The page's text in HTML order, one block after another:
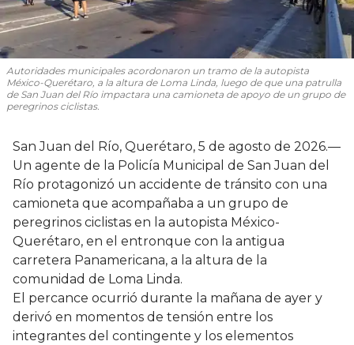
Autoridades municipales acordonaron un tramo de la autopista
México-Querétaro, a la altura de Loma Linda, luego de que una patrulla
de San Juan del Río impactara una camioneta de apoyo de un grupo de
peregrinos ciclistas.
San Juan del Río, Querétaro, 5 de agosto de 2026.—
Un agente de la Policía Municipal de San Juan del
Río protagonizó un accidente de tránsito con una
camioneta que acompañaba a un grupo de
peregrinos ciclistas en la autopista México-
Querétaro, en el entronque con la antigua
carretera Panamericana, a la altura de la
comunidad de Loma Linda.
El percance ocurrió durante la mañana de ayer y
derivó en momentos de tensión entre los
integrantes del contingente y los elementos